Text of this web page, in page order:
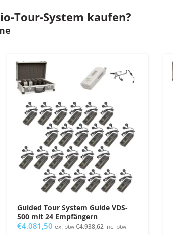
Tour-System kaufen?
Guided Tour System Guide VDS-
500 mit 24 Empfängern
€4.081,50 ex. btw€4.938,62incl btw